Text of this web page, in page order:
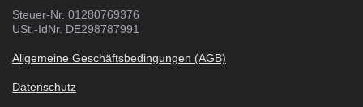
Steuer-Nr. 01280769376
USt.-IdNr. DE298787991
Allgemeine Geschäftsbedingungen (AGB)
Datenschutz